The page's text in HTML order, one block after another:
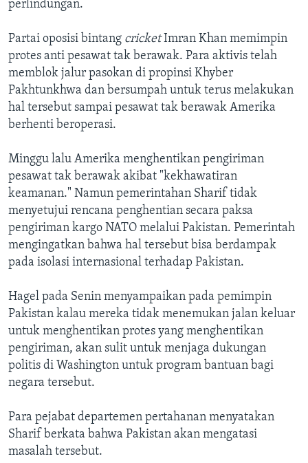
perlindungan.
Partai oposisi bintang cricketImran Khan memimpin
protes anti pesawat tak berawak. Para aktivis telah
memblok jalur pasokan di propinsi Khyber
Pakhtunkhwa dan bersumpah untuk terus melakukan
hal tersebut sampai pesawat tak berawak Amerika
berhenti beroperasi.
Minggu lalu Amerika menghentikan pengiriman
pesawat tak berawak akibat "kekhawatiran
keamanan." Namun pemerintahan Sharif tidak
menyetujui rencana penghentian secara paksa
pengiriman kargo NATO melalui Pakistan. Pemerintah
mengingatkan bahwa hal tersebut bisa berdampak
pada isolasi internasional terhadap Pakistan.
Hagel pada Senin menyampaikan pada pemimpin
Pakistan kalau mereka tidak menemukan jalan keluar
untuk menghentikan protes yang menghentikan
pengiriman, akan sulit untuk menjaga dukungan
politis di Washington untuk program bantuan bagi
negara tersebut.
Para pejabat departemen pertahanan menyatakan
Sharif berkata bahwa Pakistan akan mengatasi
masalah tersebut.